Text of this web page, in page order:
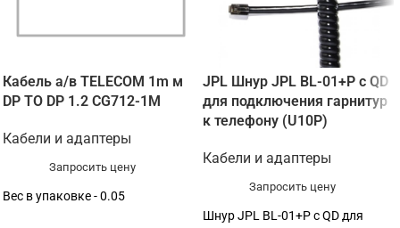
Кабель а/в TELECOM 1m м
DP TO DP 1.2 CG712-1M
Кабели и адаптеры
Запросить цену
Вес в упаковке - 0.05
JPL Шнур JPL BL-01+P с QD
для подключения гарнитур
к телефону (U10P)
Кабели и адаптеры
Запросить цену
Шнур JPL BL-01+P с QD для